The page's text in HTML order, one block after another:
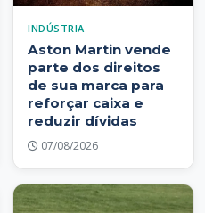
INDÚSTRIA
Aston Martin vende
parte dos direitos
de sua marca para
reforçar caixa e
reduzir dívidas
07/08/2026